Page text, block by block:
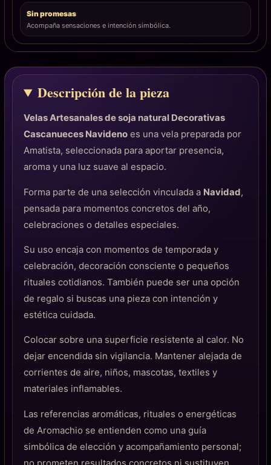
Sin promesas
Acompaña sensaciones e intención simbólica.
Descripción de la pieza
Velas Artesanales de soja natural Decorativas
Cascanueces Navideno es una vela preparada por
Amatista, seleccionada para aportar presencia,
aroma y una luz suave al espacio.
Forma parte de una selección vinculada a Navidad,
pensada para momentos concretos del año,
celebraciones o detalles especiales.
Su uso encaja con momentos de temporada y
celebración, decoración consciente o pequeños
rituales cotidianos. También puede ser una opción
de regalo si buscas una pieza con intención y
estética cuidada.
Colocar sobre una superficie resistente al calor. No
dejar encendida sin vigilancia. Mantener alejada de
corrientes de aire, niños, mascotas, textiles y
materiales inflamables.
Las referencias aromáticas, rituales o energéticas
de Aromachio se entienden como una guía
simbólica de elección y acompañamiento personal;